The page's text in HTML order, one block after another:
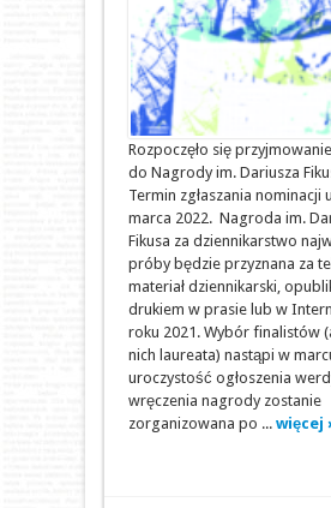
Rozpoczęło się
do Nagrody im. Dariusza
Termin zgłaszania nominacji
marca 2022. Nagroda im.
Fikusa za dziennikarstwo
próby będzie przyznana za
materiał dziennikarski,
drukiem w prasie lub w
roku 2021. Wybór finalistów
nich laureata) nastąpi w
uroczystość ogłoszenia
wręczenia nagrody zostanie
zorganizowana po ... więcej